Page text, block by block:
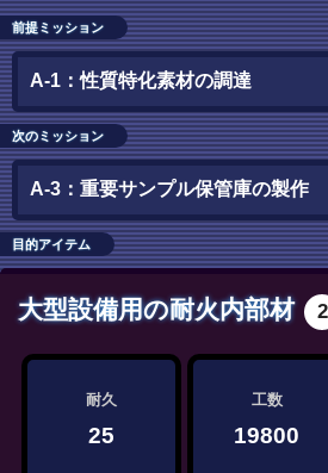
前提ミッション
A-1：性質特化素材の調達
次のミッション
A-3：重要サンプル保管庫の製作
目的アイテム
大型設備用の耐火内部材 2
耐久
25
工数
19800